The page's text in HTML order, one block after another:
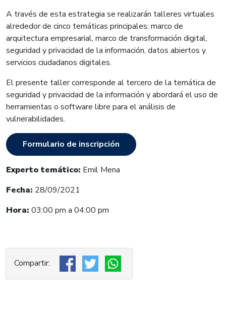
A través de esta estrategia se realizarán talleres virtuales
alrededor de cinco temáticas principales: marco de
arquitectura empresarial, marco de transformación digital,
seguridad y privacidad de la información, datos abiertos y
servicios ciudadanos digitales.
El presente taller corresponde al tercero de la temática de
seguridad y privacidad de la información y abordará el uso de
herramientas o software libre para el análisis de
vulnerabilidades.
Formulario de inscripción
Experto temático: Emil Mena
Fecha: 28/09/2021
Hora: 03:00 pm a 04:00 pm